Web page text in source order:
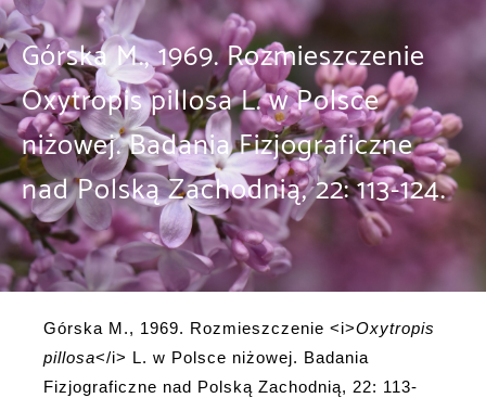
Górska M., 1969. Rozmieszczenie
Oxytropis pillosa L. w Polsce
niżowej. Badania Fizjograficzne
nad Polską Zachodnią, 22: 113-124.
Górska M., 1969. Rozmieszczenie <i>Oxytropis
pillosa</i> L. w Polsce niżowej. Badania
Fizjograficzne nad Polską Zachodnią, 22: 113-